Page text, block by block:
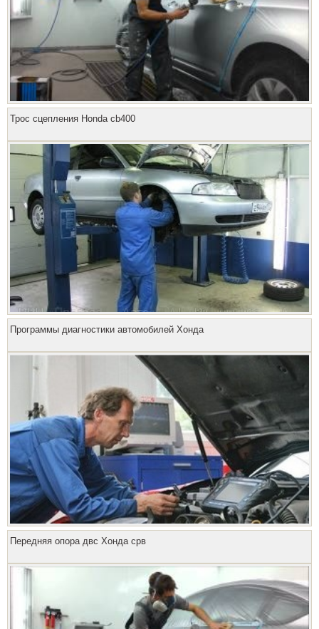
Трос сцепления Honda cb400
Программы диагностики автомобилей Хонда
Передняя опора двс Хонда срв